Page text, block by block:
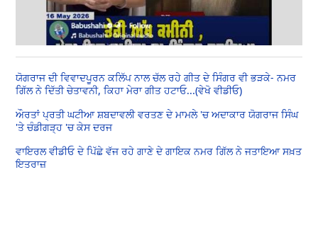
ਯੋਗਰਾਜ ਦੀ ਵਿਵਾਦਪੂਰਨ ਕਲਿੱਪ ਨਾਲ ਚੱਲ ਰਹੇ ਗੀਤ ਦੇ ਸਿੰਗਰ ਵੀ ਭੜਕੇ- ਨਮਰ
ਗਿੱਲ ਨੇ ਦਿੱਤੀ ਚੇਤਾਵਨੀ, ਕਿਹਾ ਮੇਰਾ ਗੀਤ ਹਟਾਓ...(ਵੇਖੋ ਵੀਡੀਓ)
ਔਰਤਾਂ ਪ੍ਰਤੀ ਘਟੀਆ ਸ਼ਬਦਾਵਲੀ ਵਰਤਣ ਦੇ ਮਾਮਲੇ 'ਚ ਅਦਾਕਾਰ ਯੋਗਰਾਜ ਸਿੰਘ
'ਤੇ ਚੰਡੀਗੜ੍ਹ 'ਚ ਕੇਸ ਦਰਜ
ਵਾਇਰਲ ਵੀਡੀਓ ਦੇ ਪਿੱਛੇ ਵੱਜ ਰਹੇ ਗਾਣੇ ਦੇ ਗਾਇਕ ਨਮਰ ਗਿੱਲ ਨੇ ਜਤਾਇਆ ਸਖ਼ਤ
ਇਤਰਾਜ਼